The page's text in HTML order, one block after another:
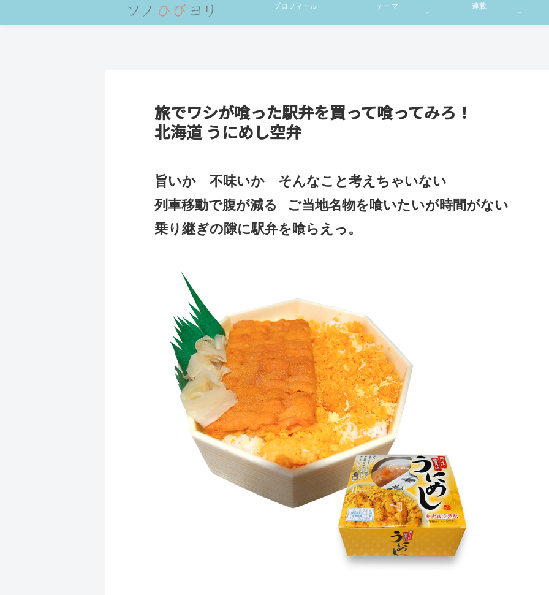
プロフィール テーマ 連載
旅でワシが喰った駅弁を買って喰ってみろ！
北海道 うにめし空弁
旨いか 不味いか そんなこと考えちゃいない
列車移動で腹が減る
ご当地名物を喰いたいが時間がない
乗り継ぎの隙に駅弁を喰らえっ。